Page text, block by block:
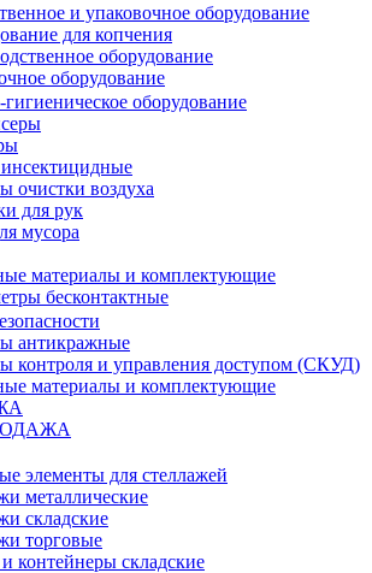
и упаковочное оборудование
для копчения
оборудование
оборудование
оборудование
очистки воздуха
для рук
мусора
материалы и комплектующие
бесконтактные
антикражные
контроля и управления доступом (СКУД)
материалы и комплектующие
элементы для стеллажей
металлические
складские
торговые
контейнеры складские